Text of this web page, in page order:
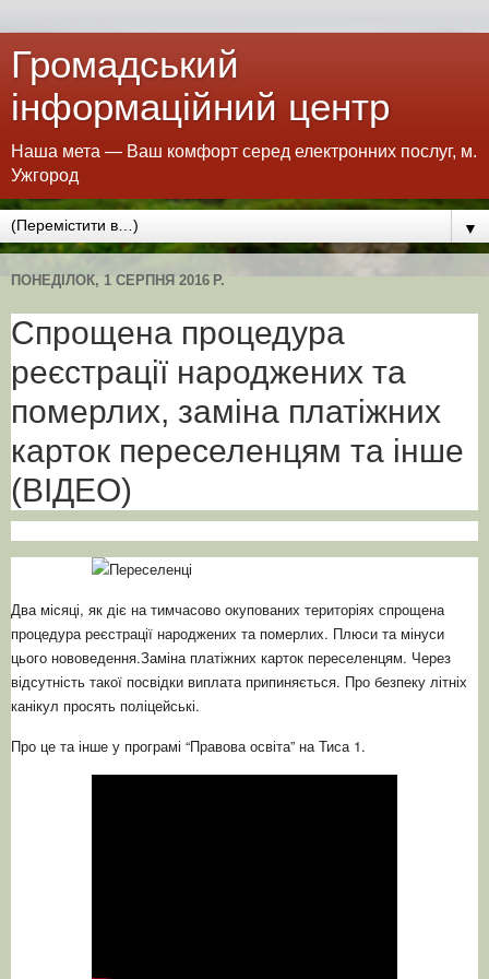
Громадський
інформаційний центр
Наша мета — Ваш комфорт серед електронних послуг, м.
Ужгород
▼
ПОНЕДІЛОК, 1 СЕРПНЯ 2016 Р.
Спрощена процедура
реєстрації народжених та
померлих, заміна платіжних
карток переселенцям та інше
(ВІДЕО)
Два місяці, як діє на тимчасово окупованих територіях спрощена
процедура реєстрації народжених та померлих. Плюси та мінуси
цього нововедення.Заміна платіжних карток переселенцям. Через
відсутність такої посвідки виплата припиняється. Про безпеку літніх
канікул просять поліцейські.
Про це та інше у програмі “Правова освіта” на Тиса 1.